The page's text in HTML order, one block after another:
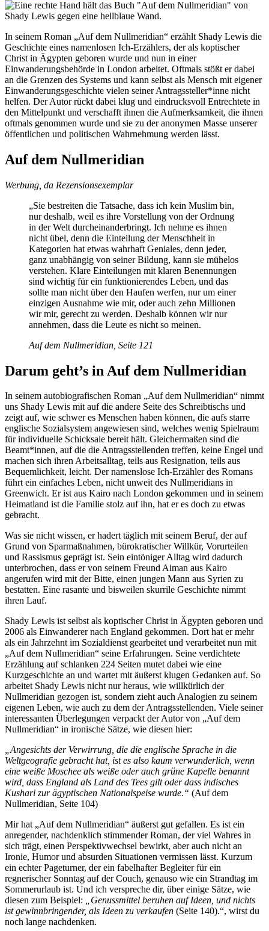
In seinem Roman „Auf dem Nullmeridian“ erzählt Shady Lewis die
Geschichte eines namenlosen Ich-Erzählers, der als koptischer
Christ in Ägypten geboren wurde und nun in einer
Einwanderungsbehörde in London arbeitet. Oftmals stößt er dabei
an die Grenzen des Systems und kann selbst als Mensch mit eigener
Einwanderungsgeschichte vielen seiner Antragssteller*inne nicht
helfen. Der Autor rückt dabei klug und eindrucksvoll Entrechtete in
den Mittelpunkt und verschafft ihnen die Aufmerksamkeit, die ihnen
oftmals genommen wurde und sie zu der anonymen Masse unserer
öffentlichen und politischen Wahrnehmung werden lässt.
Auf dem Nullmeridian
Werbung, da Rezensionsexemplar
„Sie bestreiten die Tatsache, dass ich kein Muslim bin,
nur deshalb, weil es ihre Vorstellung von der Ordnung
in der Welt durcheinanderbringt. Ich nehme es ihnen
nicht übel, denn die Einteilung der Menschheit in
Kategorien hat etwas wahrhaft Geniales, denn jeder,
ganz unabhängig von seiner Bildung, kann sie mühelos
verstehen. Klare Einteilungen mit klaren Benennungen
sind wichtig für ein funktionierendes Leben, und das
sollte man nicht über den Haufen werfen, nur um einer
einzigen Ausnahme wie mir, oder auch zehn Millionen
wir mir, gerecht zu werden. Deshalb können wir nur
annehmen, dass die Leute es nicht so meinen.
Auf dem Nullmeridian, Seite 121
Darum geht’s in Auf dem Nullmeridian
In seinem autobiografischen Roman „Auf dem Nullmeridian“ nimmt
uns Shady Lewis mit auf die andere Seite des Schreibtischs und
zeigt auf, wie schwer es Menschen haben können, die aufs starre
englische Sozialsystem angewiesen sind, welches wenig Spielraum
für individuelle Schicksale bereit hält. Gleichermaßen sind die
Beamt*innen, auf die die Antragsstellenden treffen, keine Engel und
machen sich ihren Arbeitsalltag, teils aus Resignation, teils aus
Bequemlichkeit, leicht. Der namenslose Ich-Erzähler des Romans
führt ein einfaches Leben, nicht unweit des Nullmeridians in
Greenwich. Er ist aus Kairo nach London gekommen und in seinem
Heimatland ist die Familie stolz auf ihn, hat er es doch zu etwas
gebracht.
Was sie nicht wissen, er hadert täglich mit seinem Beruf, der auf
Grund von Sparmaßnahmen, bürokratischer Willkür, Vorurteilen
und Rassismus geprägt ist. Sein eintöniger Alltag wird dadurch
unterbrochen, dass er von seinem Freund Aiman aus Kairo
angerufen wird mit der Bitte, einen jungen Mann aus Syrien zu
bestatten. Eine rasante und bisweilen skurrile Geschichte nimmt
ihren Lauf.
Shady Lewis ist selbst als koptischer Christ in Ägypten geboren und
2006 als Einwanderer nach England gekommen. Dort hat er mehr
als ein Jahrzehnt im Sozialdienst gearbeitet und verarbeitet nun mit
„Auf dem Nullmeridian“ seine Erfahrungen. Seine verdichtete
Erzählung auf schlanken 224 Seiten mutet dabei wie eine
Kurzgeschichte an und wartet mit äußerst klugen Gedanken auf. So
arbeitet Shady Lewis nicht nur heraus, wie willkürlich der
Nullmeridian gezogen ist, sondern zieht auch Analogien zu seinem
eigenen Leben, wie auch zu dem der Antragsstellenden. Viele seiner
interessanten Überlegungen verpackt der Autor von „Auf dem
Nullmeridian“ in ironische Sätze, wie diesen hier:
„Angesichts der Verwirrung, die die englische Sprache in die
Weltgeografie gebracht hat, ist es also kaum verwunderlich, wenn
eine weiße Moschee als weiße oder auch grüne Kapelle benannt
wird, dass England als Land des Tees gilt oder dass indisches
Kushari zur ägyptischen Nationalspeise wurde.“ (Auf dem
Nullmeridian, Seite 104)
Mir hat „Auf dem Nullmeridian“ äußerst gut gefallen. Es ist ein
anregender, nachdenklich stimmender Roman, der viel Wahres in
sich trägt, einen Perspektivwechsel bewirkt, aber auch nicht an
Ironie, Humor und absurden Situationen vermissen lässt. Kurzum
ein echter Pageturner, der ein fabelhafter Begleiter für ein
regnerischer Sonntag auf der Couch, genauso wie ein Strandtag im
Sommerurlaub ist. Und ich verspreche dir, über einige Sätze, wie
diesen zum Beispiel: „Genussmittel beruhen auf Ideen, und nichts
ist gewinnbringender, als Ideen zu verkaufen (Seite 140).“, wirst du
noch lange nachdenken.